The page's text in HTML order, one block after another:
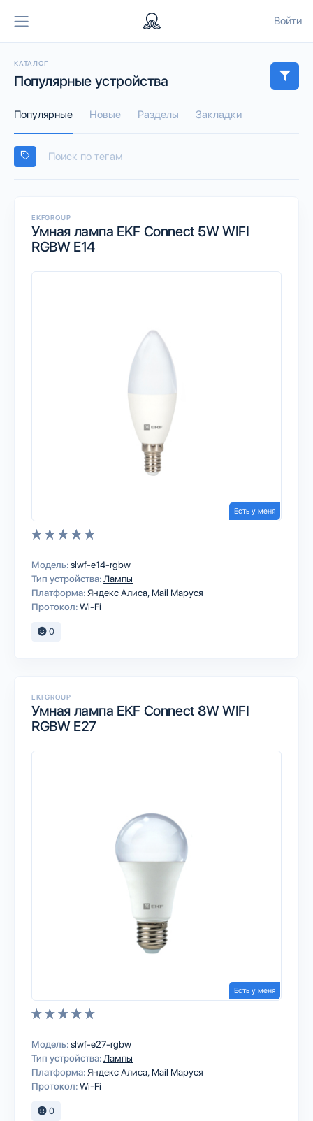
Войти
КАТАЛОГ
Популярные устройства
Популярные Новые Разделы Закладки
EKFGROUP
Умная лампа EKF Connect 5W WIFI
RGBW E14
Есть у меня
Модель:slwf-e14-rgbw
Тип устройства: Лампы
Платформа:Яндекс Алиса Mail Маруся
Протокол:Wi-Fi
0
EKFGROUP
Умная лампа EKF Connect 8W WIFI
RGBW E27
Есть у меня
Модель:slwf-e27-rgbw
Тип устройства: Лампы
Платформа:Яндекс Алиса Mail Маруся
Протокол:Wi-Fi
0